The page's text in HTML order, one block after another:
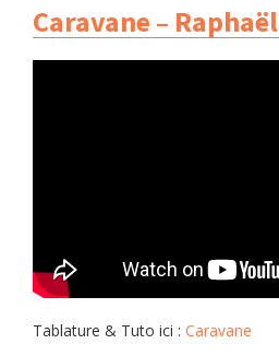
Caravane – Raphaël
Tablature & Tuto ici : Caravane